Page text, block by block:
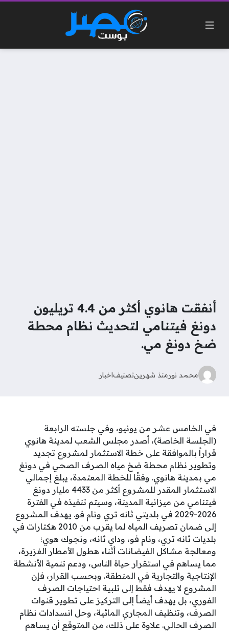
أنفقت هانوي أكثر من 4.4 تريليون
دونغ فيتنامي لتحديث نظام محطة
ضخ دونغ مي.
محمد نورمنذ شهرينتصنيفاخبار
في الخامس عشر من يونيو، وفي جلسته الرابعة
(الجلسة الخاصة)، أصدر مجلس الشعب لمدينة هانوي
قراراً بالموافقة على خطة الاستثمار لمشروع تجديد
وتطوير نظام محطة ضخ مياه الصرف الصحي في دونغ
مي بمدينة هانوي. وفقًا للخطة المعتمدة، يبلغ إجمالي
الاستثمار المقدر للمشروع أكثر من 4433 مليار دونغ
فيتنامي من ميزانية المدينة، وسيتم تنفيذه في الفترة
2026-2029 في بلديتي ثانه تري ونام فو. يهدف المشروع
إلى ضمان تصريف المياه لما يقرب من 2010 هكتارات في
بلديات ثانه تري، ونام فو، وداي ثانه، ونجوك هوي؛
ومعالجة مشاكل الفيضانات أثناء هطول الأمطار الغزيرة،
مما يساهم في استقرار حياة الناس، ودعم تنمية الأنشطة
الإنتاجية والتجارية في المنطقة. وبحسب القرار، فإن
المشروع لا يهدف فقط إلى تلبية احتياجات الصرف
الفوري، بل يهدف أيضاً إلى التركيز على تطوير قنوات
الصرف، وتنظيف المجاري المائية، وحل انسدادات نظام
الصرف الحالي. علاوة على ذلك، من المتوقع أن يساهم